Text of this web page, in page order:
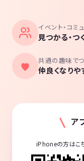
イベント・コミ
見つかる・つ
共通の趣味で
仲良くなりや
ア
iPhoneの方はこ